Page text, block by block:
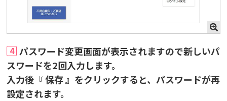
4 パスワード変更画面が表示されますので新しいパ
スワードを2回入力します。
入力後『 保存 』をクリックすると、パスワードが再
設定されます。